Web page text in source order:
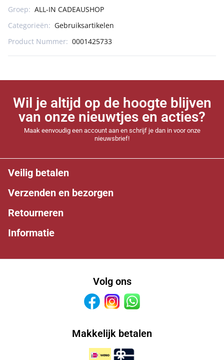
Groep: ALL-IN CADEAUSHOP
Categorieën: Gebruiksartikelen
Product Nummer: 0001425733
Wil je altijd op de hoogte blijven
van onze nieuwtjes en acties?
Maak eenvoudig een account aan en schrijf je dan in voor onze
nieuwsbrief!
Veilig betalen
Verzenden en bezorgen
Retourneren
Informatie
Volg ons
FacebookInstagram
Makkelijk betalen